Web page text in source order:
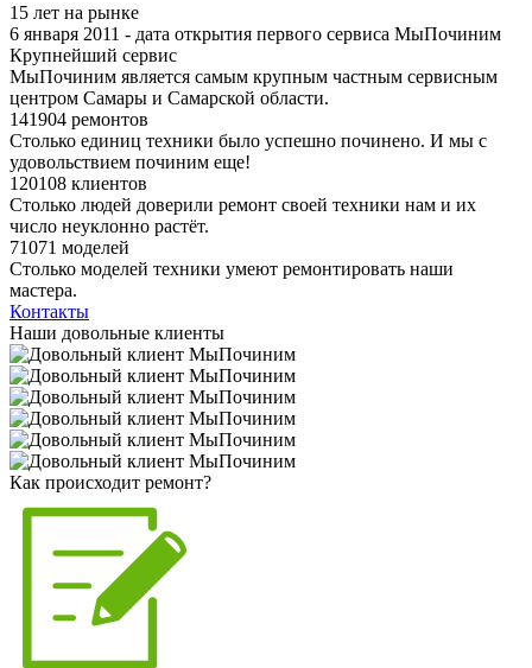
15 лет на рынке
6 января 2011 - дата открытия первого сервиса МыПочиним
Крупнейший сервис
МыПочиним является самым крупным частным сервисным
центром Самары и Самарской области.
141904 ремонтов
Столько единиц техники было успешно починено. И мы с
удовольствием починим еще!
120108 клиентов
Столько людей доверили ремонт своей техники нам и их
число неуклонно растёт.
71071 моделей
Столько моделей техники умеют ремонтировать наши
мастера.
Контакты
Наши довольные клиенты
Как происходит ремонт?